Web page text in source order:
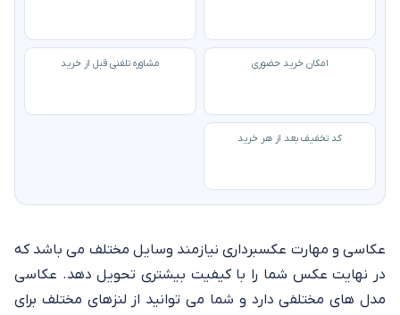
امکان خرید حضوری مشاوره تلفنی قبل از خرید
کد تخفیف بعد از هر خرید
عکاسی و مهارت عکسبرداری نیازمند وسایل مختلف می باشد که
در نهایت عکس شما را با کیفیت بیشتری تحویل دهد. عکاسی
مدل های مختلفی دارد و شما می توانید از لنزهای مختلف برای